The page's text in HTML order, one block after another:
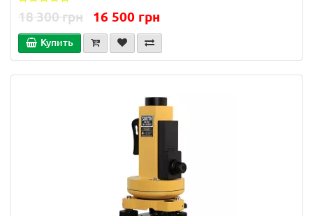
18 300 грн 16 500 грн
Купить